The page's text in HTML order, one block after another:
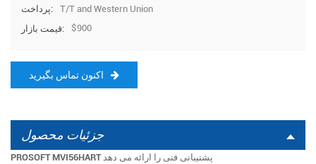
پرداخت:
T/T and Western Union
قیمت بازار:
$900
اکنون تماس بگیرید
جزئیات محصول
PROSOFT MVI56HART پشتیبانی فنی را ارائه می دهد